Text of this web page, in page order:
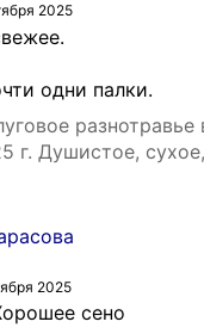
2025
одни палки.
разнотравье
г. Душистое,
и подстилка для
2025
сено